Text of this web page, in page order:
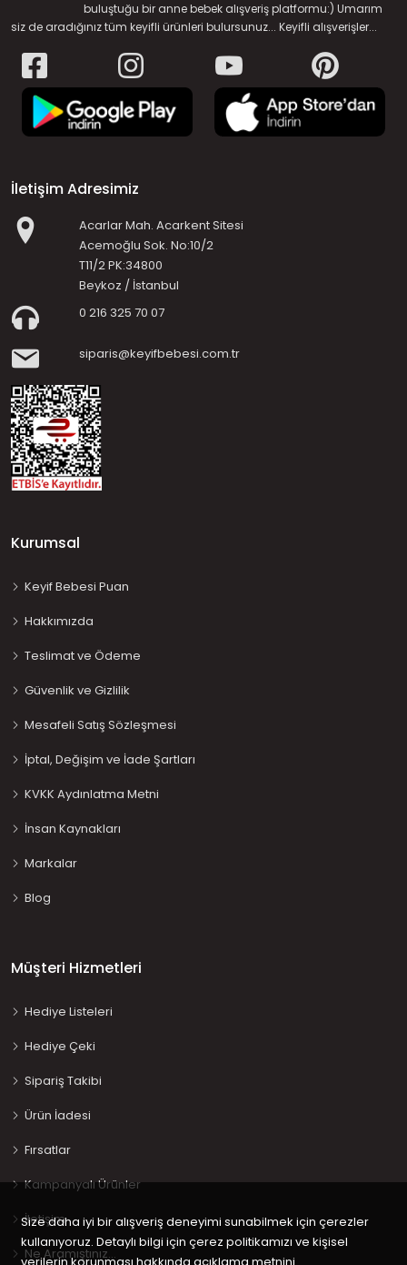
buluştuğu bir anne bebek alışveriş platformu:) Umarım
siz de aradığınız tüm keyifli ürünleri bulursunuz... Keyifli alışverişler...
İletişim Adresimiz
Acarlar Mah. Acarkent Sitesi
Acemoğlu Sok. No:10/2
T11/2 PK:34800
Beykoz / İstanbul
0 216 325 70 07
siparis@keyifbebesi.com.tr
Kurumsal
Keyif Bebesi Puan
Hakkımızda
Teslimat ve Ödeme
Güvenlik ve Gizlilik
Mesafeli Satış Sözleşmesi
İptal, Değişim ve İade Şartları
KVKK Aydınlatma Metni
İnsan Kaynakları
Markalar
Blog
Müşteri Hizmetleri
Hediye Listeleri
Hediye Çeki
Sipariş Takibi
Ürün İadesi
Fırsatlar
Kampanyalı Ürünler
İletişim
Ne Aramıştınız…
Size daha iyi bir alışveriş deneyimi sunabilmek için çerezler
kullanıyoruz. Detaylı bilgi için çerez politikamızı ve kişisel